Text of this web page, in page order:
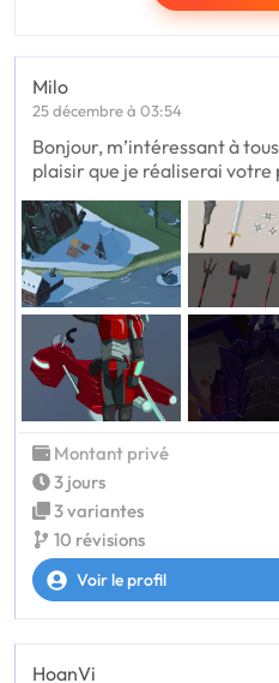
Milo
25 décembre à 03:54
Bonjour, m’intéressant à
plaisir que je réaliserai votre
Montant privé
3 jours
3 variantes
10 révisions
Voir le profil
HoanVi